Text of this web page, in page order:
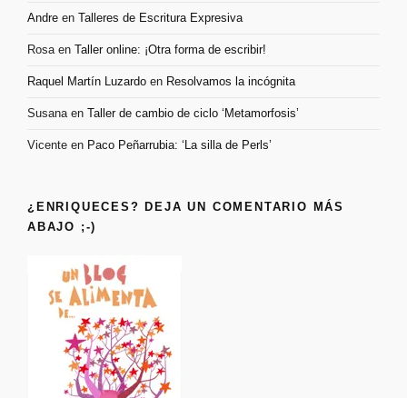
Andre en Talleres de Escritura Expresiva
Rosa en Taller online: ¡Otra forma de escribir!
Raquel Martín Luzardo en Resolvamos la incógnita
Susana en Taller de cambio de ciclo ‘Metamorfosis’
Vicente en Paco Peñarrubia: ‘La silla de Perls’
¿ENRIQUECES? DEJA UN COMENTARIO MÁS
ABAJO ;-)